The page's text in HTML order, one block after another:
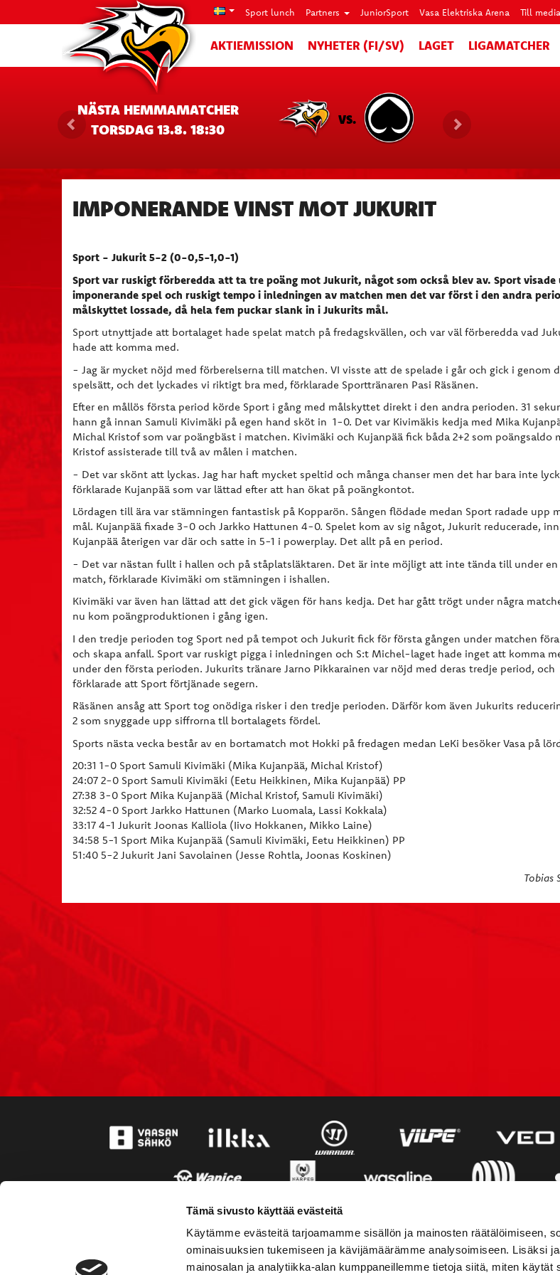
Tämä sivusto käyttää evästeitä
Käytämme evästeitä tarjoamamme sisällön ja mainosten räätälöimiseen,
ominaisuuksien tukemiseen ja kävijämäärämme analysoimiseen. Lisäksi
mainosalan ja analytiikka-alan kumppaneillemme tietoja siitä, miten käytät
Sport lunch Partners JuniorSport Vasa Elektriska Arena Till
AKTIEMISSION NYHETER (FI/SV) LAGET LIGAMATCHER
NÄSTA HEMMAMATCHER
TORSDAG 13.8. 18:30
VS.
IMPONERANDE VINST MOT JUKURIT
Sport - Jukurit 5-2 (0-0,5-1,0-1)
Sport var ruskigt förberedda att ta tre poäng mot Jukurit, något som också blev av. Sport visade
imponerande spel och ruskigt tempo i inledningen av matchen men det var först i den andra
målskyttet lossade, då hela fem puckar slank in i Jukurits mål.
Sport utnyttjade att bortalaget hade spelat match på fredagskvällen, och var väl förberedda vad
hade att komma med.
- Jag är mycket nöjd med förberelserna till matchen. VI visste att de spelade i går och gick i genom
spelsätt, och det lyckades vi riktigt bra med, förklarade Sporttränaren Pasi Räsänen.
Efter en mållös första period körde Sport i gång med målskyttet direkt i den andra perioden. 31
hann gå innan Samuli Kivimäki på egen hand sköt in 1-0. Det var Kivimäkis kedja med Mika
Michal Kristof som var poängbäst i matchen. Kivimäki och Kujanpää fick båda 2+2 som poängsaldo
Kristof assisterade till två av målen i matchen.
- Det var skönt att lyckas. Jag har haft mycket speltid och många chanser men det har bara inte
förklarade Kujanpää som var lättad efter att han ökat på poängkontot.
Lördagen till ära var stämningen fantastisk på Kopparön. Sången flödade medan Sport radade upp
mål. Kujanpää fixade 3-0 och Jarkko Hattunen 4-0. Spelet kom av sig något, Jukurit reducerade,
Kujanpää återigen var där och satte in 5-1 i powerplay. Det allt på en period.
- Det var nästan fullt i hallen och på ståplatsläktaren. Det är inte möjligt att inte tända till under en
match, förklarade Kivimäki om stämningen i ishallen.
Kivimäki var även han lättad att det gick vägen för hans kedja. Det har gått trögt under några
nu kom poängproduktionen i gång igen.
I den tredje perioden tog Sport ned på tempot och Jukurit fick för första gången under matchen
och skapa anfall. Sport var ruskigt pigga i inledningen och S:t Michel-laget hade inget att komma
under den första perioden. Jukurits tränare Jarno Pikkarainen var nöjd med deras tredje period, och
förklarade att Sport förtjänade segern.
Räsänen ansåg att Sport tog onödiga risker i den tredje perioden. Därför kom även Jukurits
2 som snyggade upp siffrorna tll bortalagets fördel.
Sports nästa vecka består av en bortamatch mot Hokki på fredagen medan LeKi besöker Vasa på
20:31 1-0 Sport Samuli Kivimäki (Mika Kujanpää, Michal Kristof)
24:07 2-0 Sport Samuli Kivimäki (Eetu Heikkinen, Mika Kujanpää) PP
27:38 3-0 Sport Mika Kujanpää (Michal Kristof, Samuli Kivimäki)
32:52 4-0 Sport Jarkko Hattunen (Marko Luomala, Lassi Kokkala)
33:17 4-1 Jukurit Joonas Kalliola (Iivo Hokkanen, Mikko Laine)
34:58 5-1 Sport Mika Kujanpää (Samuli Kivimäki, Eetu Heikkinen) PP
51:40 5-2 Jukurit Jani Savolainen (Jesse Rohtla, Joonas Koskinen)
Tobias